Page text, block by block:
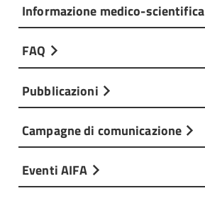
Informazione medico-scientifica
FAQ
Pubblicazioni
Campagne di comunicazione
Eventi AIFA